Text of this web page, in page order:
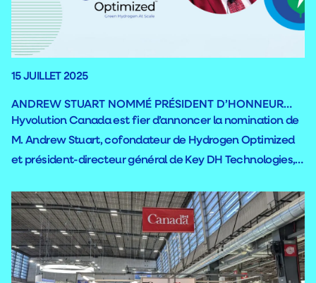
15 JUILLET 2025
ANDREW STUART NOMMÉ PRÉSIDENT D’HONNEUR…
Hyvolution Canada est fier d’annoncer la nomination de
M. Andrew Stuart, cofondateur de Hydrogen Optimized
et président-directeur général de Key DH Technologies, à
nord-américaine, qui se tiendra à Trois-Rivières les 1er et 2
octobre 2025.